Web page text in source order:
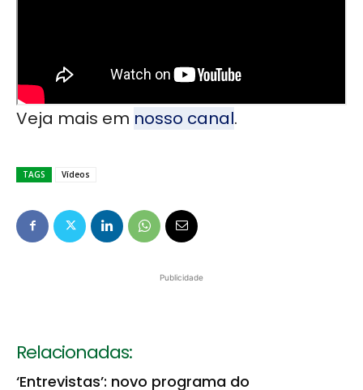
Veja mais em nosso canal.
TAGS Vídeos
Publicidade
Relacionadas:
‘Entrevistas’: novo programa do